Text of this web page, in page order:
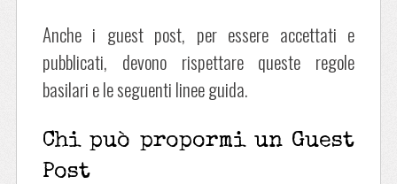
Anche i guest post, per essere accettati e
pubblicati, devono rispettare queste regole
basilari e le seguenti linee guida.
Chi può propormi un Guest
Post